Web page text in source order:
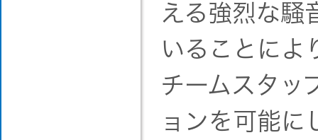
える強烈な騒
いることによ
チームスタッ
ョンを可能に